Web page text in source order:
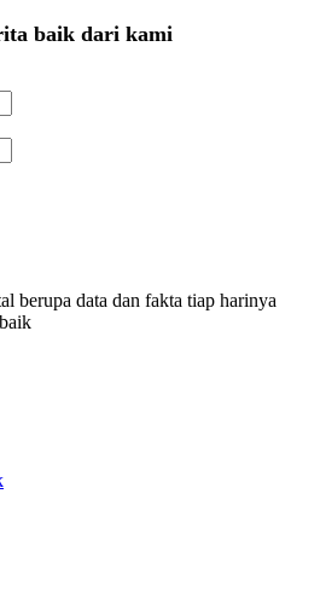
baik dari kami
berupa data dan fakta tiap harinya